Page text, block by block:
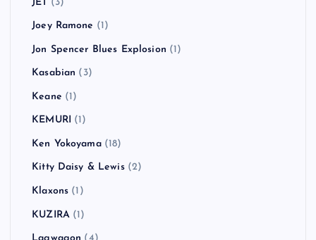
JET (3)
Joey Ramone (1)
Jon Spencer Blues Explosion (1)
Kasabian (3)
Keane (1)
KEMURI (1)
Ken Yokoyama(18)
Kitty Daisy & Lewis(2)
Klaxons (1)
KUZIRA(1)